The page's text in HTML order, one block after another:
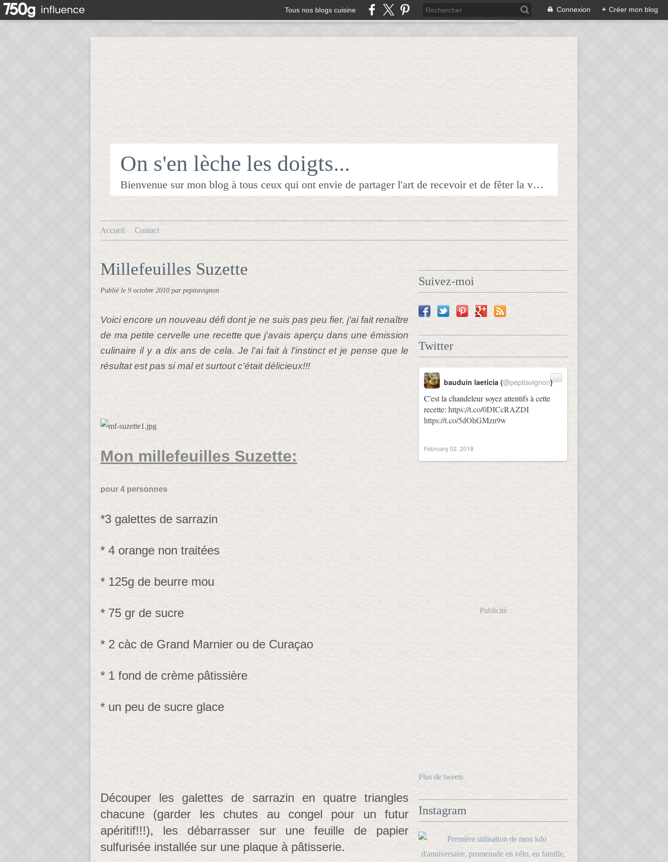
Tous nos blogs cuisine Connexion + Créer mon blog
On s'en lèche les doigts...
Bienvenue sur mon blog à tous ceux qui ont envie de partager l'art de recevoir et de fêter la veille le lendemain.Pour tous les épicuriens, hédonistes et autres amoureux de la bonne chair!!!!j'espère que vous trouverez mes astuces et mes recettes amusantes et que vous prendrez plaisir à les réaliser.n'hésitez surtout pas à me laisser vos réactions ou vos suggestions pour que tout le monde en profite!!!allez maintenant tous à table!!! Pepitavignon.
Accueil Contact
Millefeuilles Suzette
Publié le 9 octobre 2010 par pepitavignon
Voici encore un nouveau défi dont je ne suis pas peu fier, j'ai fait renaître
de ma petite cervelle une recette que j'avais aperçu dans une émission
culinaire il y a dix ans de cela. Je l'ai fait à l'instinct et je pense que le
résultat est pas si mal et surtout c'était délicieux!!!
Mon millefeuilles Suzette:
pour 4 personnes
*3 galettes de sarrazin
* 4 orange non traitées
* 125g de beurre mou
* 75 gr de sucre
* 2 càc de Grand Marnier ou de Curaçao
* 1 fond de crème pâtissière
* un peu de sucre glace
Découper les galettes de sarrazin en quatre triangles
chacune (garder les chutes au congel pour un futur
apéritif!!!), les débarrasser sur une feuille de papier
sulfurisée installée sur une plaque à pâtisserie.
Suivez-moi
Twitter
C'est la chandeleur soyez attentifs à cette
recette: https://t.co/0DICcRAZDI
https://t.co/5dOhGMzn9w
bauduin laeticia (@pepitavignon)
February 02, 2018
Publicité
Plus de tweets
Instagram